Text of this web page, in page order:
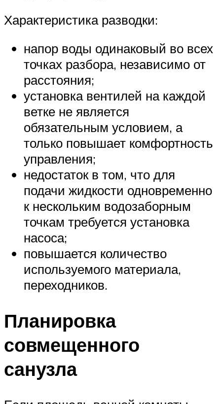
Характеристика разводки:
напор воды одинаковый во всех
точках разбора, независимо от
расстояния;
установка вентилей на каждой
ветке не является
обязательным условием, а
только повышает комфортность
управления;
недостаток в том, что для
подачи жидкости одновременно
к нескольким водозаборным
точкам требуется установка
насоса;
повышается количество
используемого материала,
переходников.
Планировка
совмещенного
санузла